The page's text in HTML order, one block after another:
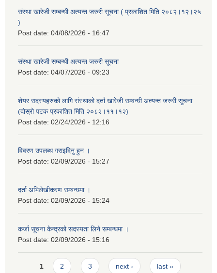
संस्था खारेजी सम्बन्धी अत्यन्त जरुरी सूचना ( प्रकाशित मिति २०८२।१२।२५
)
Post date: 04/08/2026 - 16:47
संस्था खारेजी सम्बन्धी अत्यन्त जरुरी सूचना
Post date: 04/07/2026 - 09:23
शेयर सदस्यहरुको लागि संस्थाको दर्ता खारेजी सम्वन्धी अत्यन्त जरुरी सूचना
(दोस्रो पटक प्रकाशित मिति २०८२।११।१२)
Post date: 02/24/2026 - 12:16
विवरण उपलब्ध गराइदिनु हुन ।
Post date: 02/09/2026 - 15:27
दर्ता अभिलेखीकरण सम्बन्धमा ।
Post date: 02/09/2026 - 15:24
कर्जा सूचना केन्द्रको सदस्यता लिने सम्बन्धमा ।
Post date: 02/09/2026 - 15:16
Pages
1 2 3 next › last »